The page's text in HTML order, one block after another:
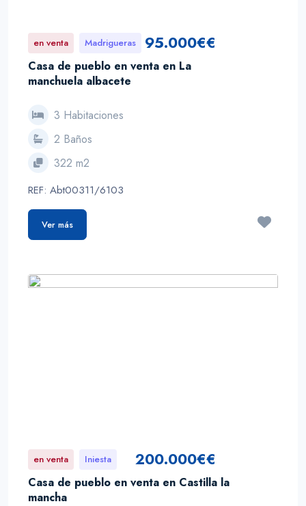
en venta Madrigueras 95.000€€
Casa de pueblo en venta en La
manchuela albacete
3 Habitaciones
2 Baños
322 m2
REF: Abt00311/6103
Ver más
en venta Iniesta 200.000€€
Casa de pueblo en venta en Castilla la
mancha